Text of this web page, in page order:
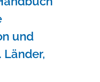
und
Länder,